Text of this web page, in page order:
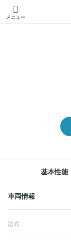
メニュー
基本性能
車両情報
型式